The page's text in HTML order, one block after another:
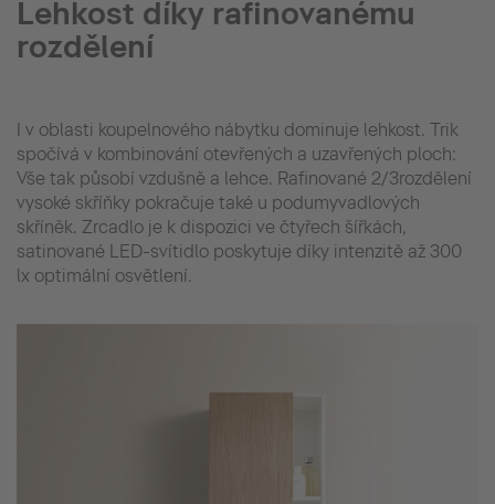
Lehkost díky rafinovanému
rozdělení
I v oblasti koupelnového nábytku dominuje lehkost. Trik
spočívá v kombinování otevřených a uzavřených ploch:
Vše tak působí vzdušně a lehce. Rafinované 2/3rozdělení
vysoké skříňky pokračuje také u podumyvadlových
skříněk. Zrcadlo je k dispozici ve čtyřech šířkách,
satinované LED-svítidlo poskytuje díky intenzitě až 300
lx optimální osvětlení.